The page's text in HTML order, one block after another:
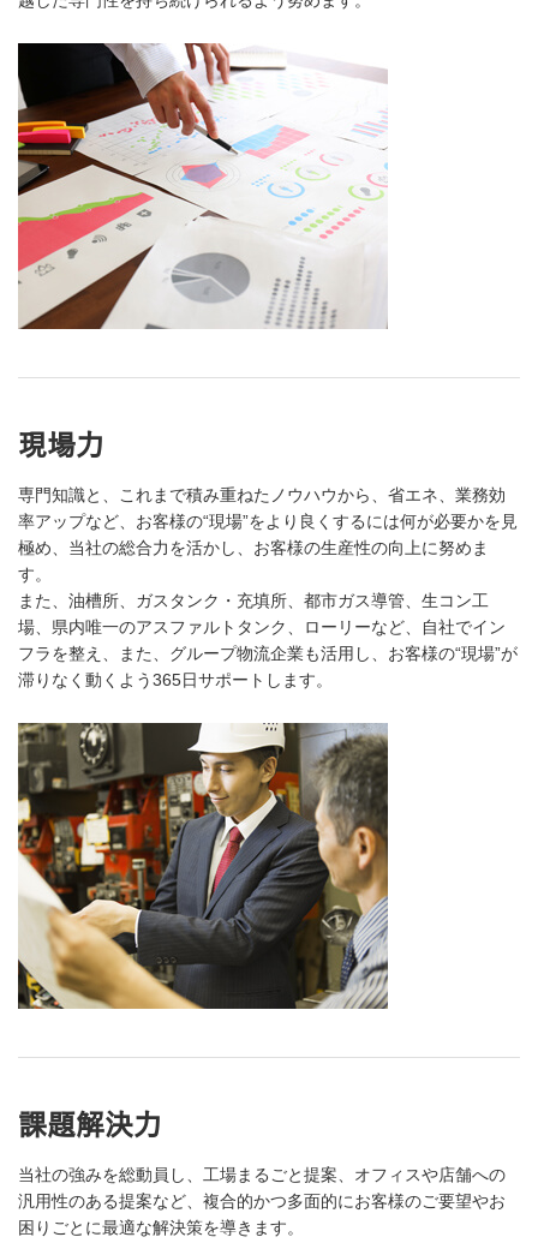
現場力
専門知識と、これまで積み重ねたノウハウから、省エネ、業務効
率アップなど、お客様の“現場”をより良くするには何が必要かを見
極め、当社の総合力を活かし、お客様の生産性の向上に努めま
す。
また、油槽所、ガスタンク・充填所、都市ガス導管、生コン工
場、県内唯一のアスファルトタンク、ローリーなど、自社でイン
フラを整え、また、グループ物流企業も活用し、お客様の“現場”が
滞りなく動くよう365日サポートします。
課題解決力
当社の強みを総動員し、工場まるごと提案、オフィスや店舗への
汎用性のある提案など、複合的かつ多面的にお客様のご要望やお
困りごとに最適な解決策を導きます。